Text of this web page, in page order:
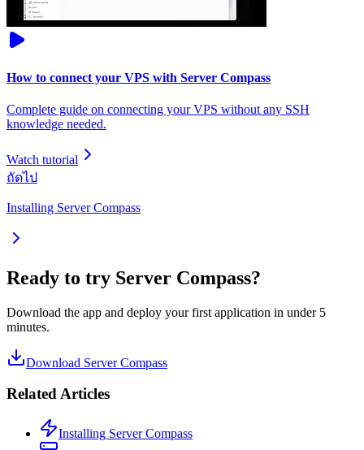
How to connect your VPS with Server Compass
Complete guide on connecting your VPS without any SSH
knowledge needed.
Watch tutorial
ถัดไป
Installing Server Compass
Ready to try Server Compass?
Download the app and deploy your first application in under 5
minutes.
Download Server Compass
Related Articles
Installing Server Compass